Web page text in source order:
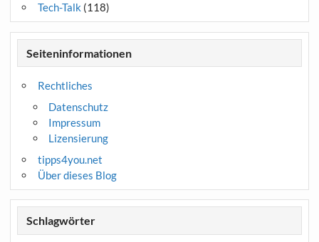
Tech-Talk (118)
Seiteninformationen
Rechtliches
Datenschutz
Impressum
Lizensierung
tipps4you.net
Über dieses Blog
Schlagwörter